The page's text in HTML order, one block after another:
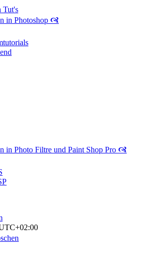
in Photoshop 🙧
in Photo Filtre und Paint Shop Pro 🙧